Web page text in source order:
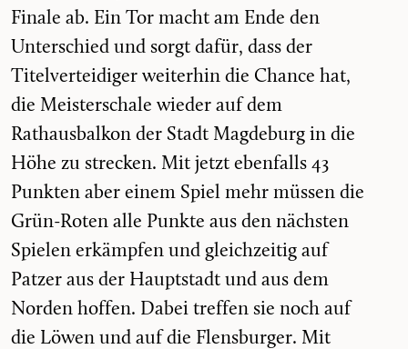
Finale ab. Ein Tor macht am Ende den
Unterschied und sorgt dafür, dass der
Titelverteidiger weiterhin die Chance hat,
die Meisterschale wieder auf dem
Rathausbalkon der Stadt Magdeburg in die
Höhe zu strecken. Mit jetzt ebenfalls 43
Punkten aber einem Spiel mehr müssen die
Grün-Roten alle Punkte aus den nächsten
Spielen erkämpfen und gleichzeitig auf
Patzer aus der Hauptstadt und aus dem
Norden hoffen. Dabei treffen sie noch auf
die Löwen und auf die Flensburger. Mit